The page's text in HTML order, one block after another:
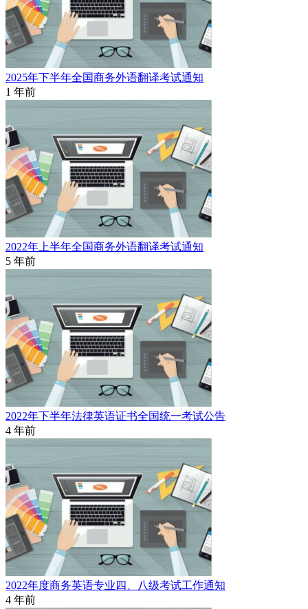
2025年下半年全国商务外语翻译考试通知
1 年前
2022年上半年全国商务外语翻译考试通知
5 年前
2022年下半年法律英语证书全国统一考试公告
4 年前
2022年度商务英语专业四、八级考试工作通知
4 年前